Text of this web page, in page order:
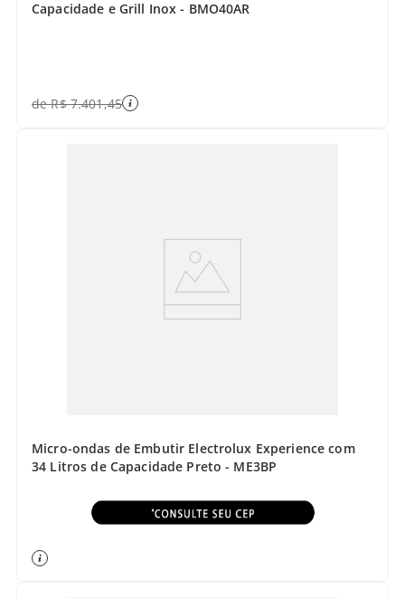
Capacidade e Grill Inox - BMO40AR
deR$ 7.401,45
Micro-ondas de Embutir Electrolux Experience com
34 Litros de Capacidade Preto - ME3BP